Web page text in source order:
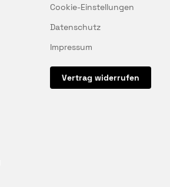
Cookie-Einstellungen
Datenschutz
Impressum
Vertrag widerrufen